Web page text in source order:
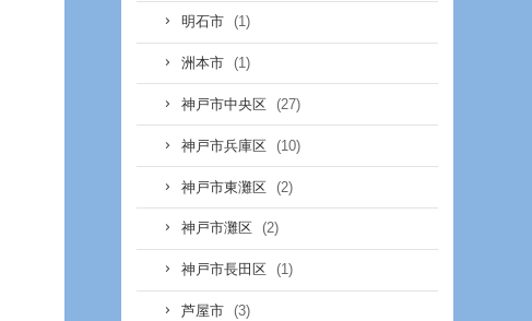
明石市 (1)
洲本市 (1)
神戸市中央区 (27)
神戸市兵庫区 (10)
神戸市東灘区 (2)
神戸市灘区 (2)
神戸市長田区 (1)
芦屋市 (3)